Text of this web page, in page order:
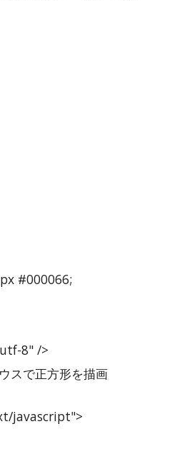
1px #000066;
8" />
javascript">